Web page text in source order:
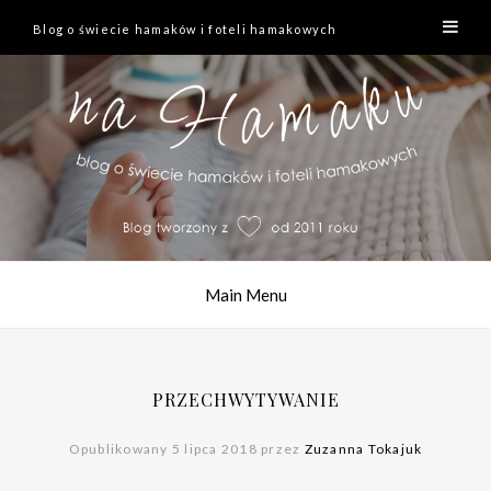
Blog o świecie hamaków i foteli hamakowych
Main Menu
PRZECHWYTYWANIE
Opublikowany 5 lipca 2018 przez Zuzanna Tokajuk